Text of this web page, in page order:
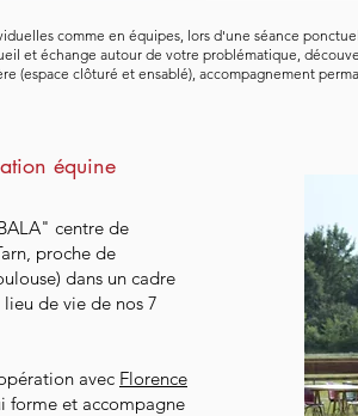
comme en équipes, lors d'une séance
et échange autour de votre problématique,
(espace clôturé et ensablé), accompagnement
équine
centre de
proche de
dans un cadre
de vie de nos 7
avec Florence
forme et accompagne